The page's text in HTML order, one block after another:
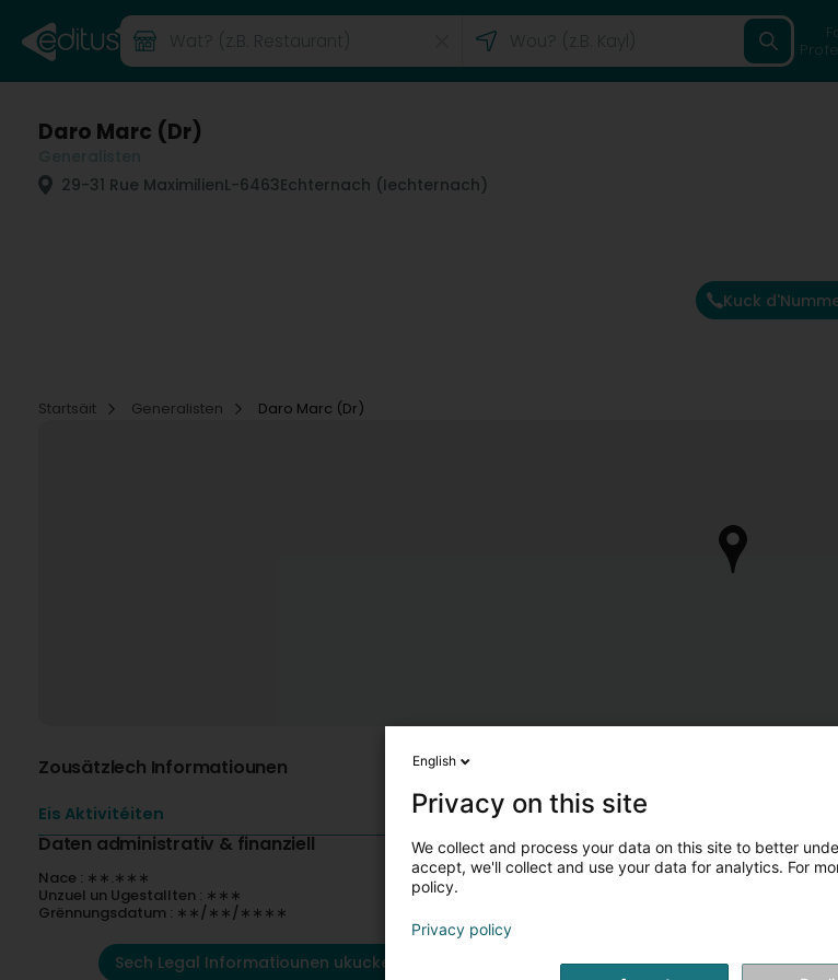
Daro Marc (Dr)
29-31 Rue MaximilienL-6463Echternach (Iechternach)
Kuck
Startsäit
Generalisten Daro Marc (Dr)
Zousätzlech Informatiounen
Eis Aktivitéiten
Daten administrativ & finanziell
Nace : ∗∗.∗∗∗
Unzuel un Ugestallten : ∗∗∗
Grënnungsdatum : ∗∗/∗∗/∗∗∗∗
Sech Legal Informatiounen ukucken
English
Privacy on this site
We collect and process your data on this site to better
accept, we'll collect and use your data for analytics. For
policy.
Privacy policy